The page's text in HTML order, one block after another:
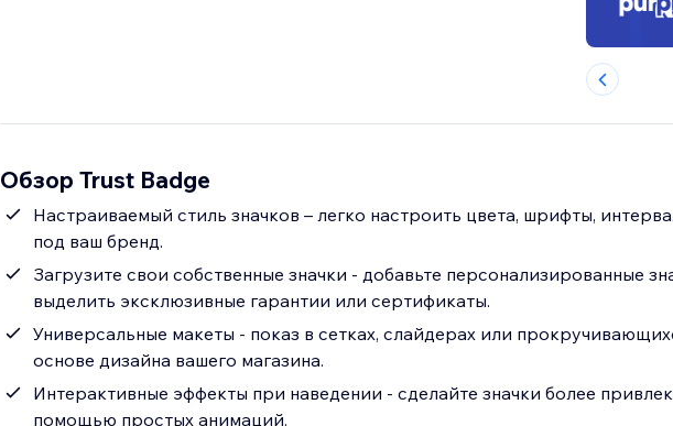
Обзор Trust Badge
Настраиваемый стиль значков – легко настроить цвета, шрифты,
под ваш бренд.
Загрузите свои собственные значки - добавьте персонализированные
выделить эксклюзивные гарантии или сертификаты.
Универсальные макеты - показ в сетках, слайдерах или
основе дизайна вашего магазина.
Интерактивные эффекты при наведении - сделайте значки более
помощью простых анимаций.